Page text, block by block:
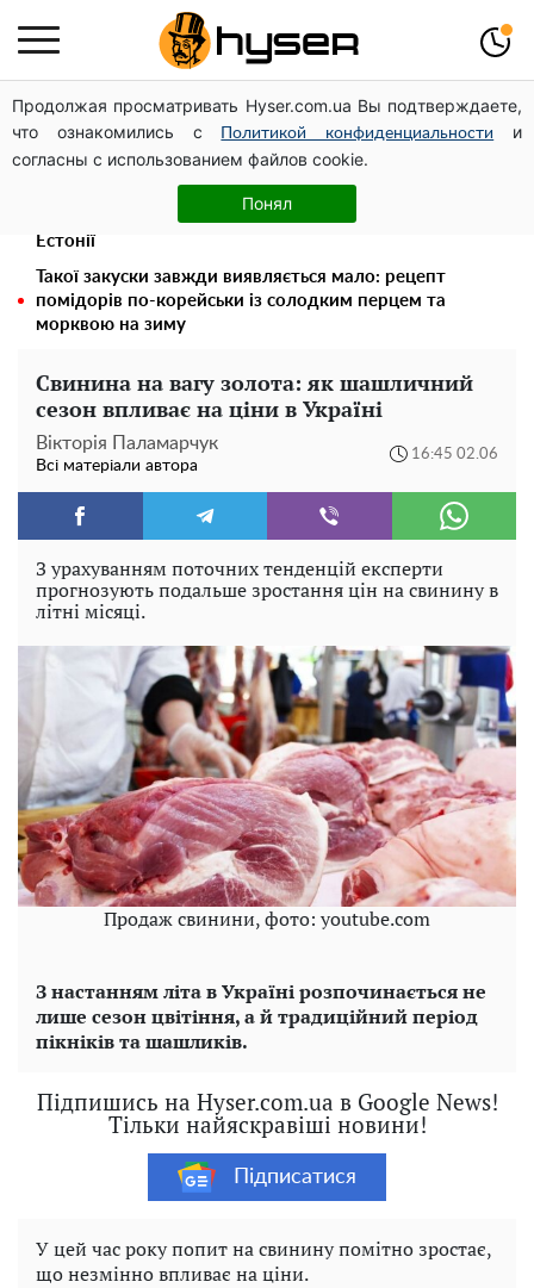
Продолжая просматривать Hyser.com.ua Вы подтверждаете,
что ознакомились с
Политикой конфиденциальности
и
согласны с использованием файлов cookie.
Понял
Українська авіатранспортна асоціація звернулася до
Мінфіну із закликом уніфікувати оподаткування
авіалізингу
Дрони із націнкою: Олександр Конотопський вивів
мільйони оборонного бюджету через фіктивну фірму в
Естонії
Такої закуски завжди виявляється мало: рецепт
помідорів по-корейськи із солодким перцем та
морквою на зиму
Свинина на вагу золота: як шашличний
сезон впливає на ціни в Україні
Вікторія Паламарчук
Всі матеріали автора
16:45 02.06
З урахуванням поточних тенденцій експерти
прогнозують подальше зростання цін на свинину в
літні місяці.
Продаж свинини, фото: youtube.com
З настанням літа в Україні розпочинається не
лише сезон цвітіння, а й традиційний період
пікніків та шашликів.
Підпишись на Hyser.com.ua в Google News!
Тільки найяскравіші новини!
Підписатися
У цей час року попит на свинину помітно зростає,
що незмінно впливає на ціни.